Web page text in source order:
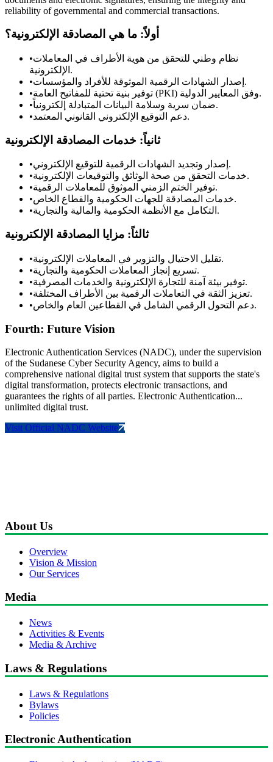
reliability of governmental and commercial transactions.
أولاً: ما هي المصادقة الإلكترونية؟
•نظام وطني للتحقق من هوية الأطراف في المعاملات
الإلكترونية.
•
إصدار الشهادات الرقمية الموثوقة للأفراد والمؤسسات.
•
توفير بنية تحتية للمفاتيح العامة (PKI) وفق المعايير الدولية.
•
ضمان سرية وسلامة البيانات المتبادلة إلكترونياً.
•
دعم التوقيع الإلكتروني القانوني المعتمد.
ثانياً: خدمات المصادقة الإلكترونية
•
إصدار وتجديد الشهادات الرقمية للتوقيع الإلكتروني.
•
خدمات التحقق من صحة الوثائق والتوقيعات الإلكترونية.
•
توفير الختم الزمني الموثوق للمعاملات الرقمية.
•
خدمات المصادقة للجهات الحكومية والقطاع الخاص.
•
التكامل مع الأنظمة الحكومية والمالية والتجارية.
ثالثاً: مزايا المصادقة الإلكترونية
•
تقليل الاحتيال والتزوير في المعاملات الإلكترونية.
•
تسريع إنجاز المعاملات الحكومية والتجارية.
•
توفير بيئة آمنة للتجارة الإلكترونية والخدمات المصرفية.
•
تعزيز الثقة في التعاملات الرقمية بين الأطراف المختلفة.
•
دعم التحول الرقمي الشامل في القطاعين العام والخاص.
Fourth: Future Vision
Electronic Authentication Services (NADC), under the supervision
of the Sudanese Cyber Security Agency, aims to build a
comprehensive national digital trust system that supports the state's
digital transformation, protects electronic transactions, and
guarantees the rights of all parties. Electronic Authentication...
unlimited digital trust.
Visit Official NADC Website
About Us
Overview
Vision & Mission
Our Services
Media
News
Activities & Events
Media & Archive
Laws & Regulations
Laws & Regulations
Bylaws
Policies
Electronic Authentication